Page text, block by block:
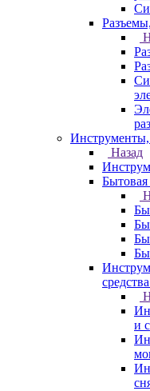
Инструменты,
Назад
Бытовая
и